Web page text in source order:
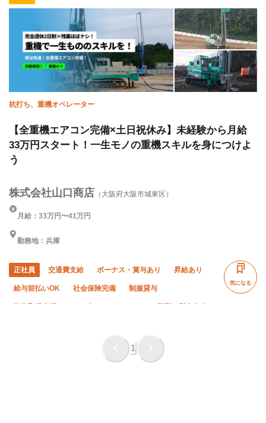
杭打ち、重機オペレーター
【全重機エアコン完備×土日祝休み】未経験から月給
33万円スタート！一生モノの重機スキルを身につけよ
う
株式会社山口商店 （大阪府大阪市城東区）
月給：33万円〜41万円
勤務地：兵庫
正社員 交通費支給 ボーナス・賞与あり 昇給あり
給与前払いOK 社会保険完備 制服貸与
資格取得支援あり ピアス・ネイルOK 髪型・髪色自由
直帰・直行OK 土日休み
気になる
1